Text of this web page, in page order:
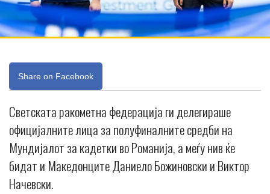
Share on Facebook
Светската ракометна федерација ги делегираше
официјалните лица за полуфиналните средби на
Мундијалот за кадетки во Романија, а меѓу нив ќе
бидат и Македонците Даниело Божиновски и Виктор
Начевски.